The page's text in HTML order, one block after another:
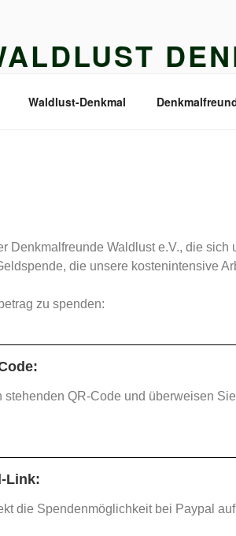
Waldlust-Denkmal
Denkmalfreunde Waldlust e.V., die
die unsere kostenintensive
zu spenden:
QR-Code und überweisen
Link:
die Spendenmöglichkeit bei Paypal auf